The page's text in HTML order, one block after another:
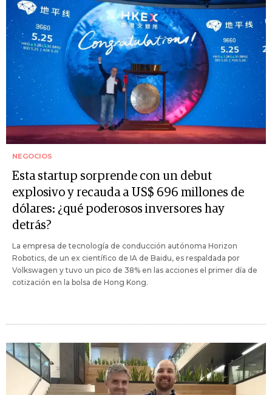
NEGOCIOS
Esta startup sorprende con un debut
explosivo y recauda a US$ 696 millones de
dólares: ¿qué poderosos inversores hay
detrás?
La empresa de tecnología de conducción autónoma Horizon
Robotics, de un ex científico de IA de Baidu, es respaldada por
Volkswagen y tuvo un pico de 38% en las acciones el primer día de
cotización en la bolsa de Hong Kong.